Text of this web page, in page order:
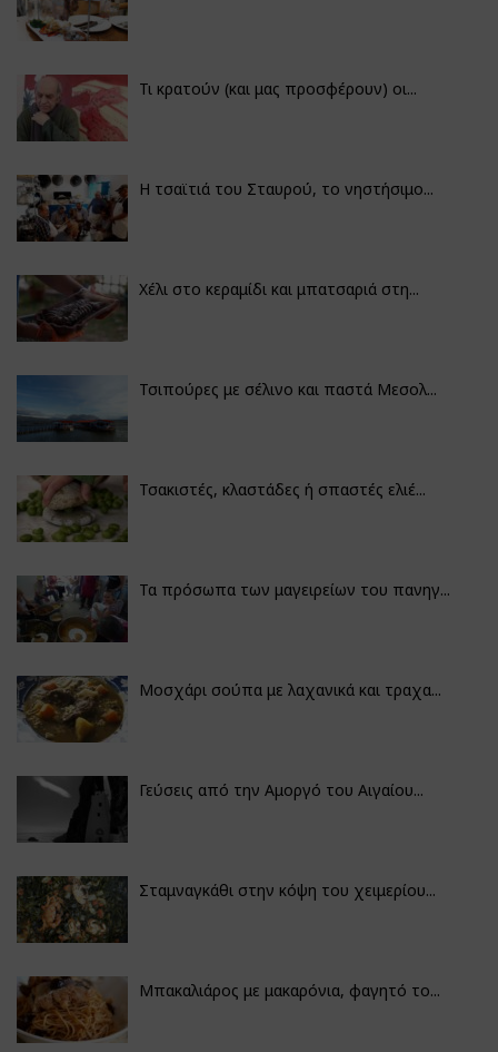
Τι κρατούν (και μας προσφέρουν) οι...
Η τσαϊτιά του Σταυρού, το νηστήσιμο...
Χέλι στο κεραμίδι και μπατσαριά στη...
Τσιπούρες με σέλινο και παστά Μεσολ...
Τσακιστές, κλαστάδες ή σπαστές ελιέ...
Τα πρόσωπα των μαγειρείων του πανηγ...
Μοσχάρι σούπα με λαχανικά και τραχα...
Γεύσεις από την Αμοργό του Αιγαίου...
Σταμναγκάθι στην κόψη του χειμερίου...
Μπακαλιάρος με μακαρόνια, φαγητό το...